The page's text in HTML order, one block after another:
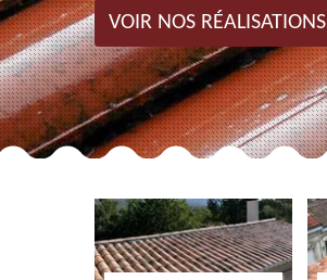
VOIR NOS RÉALISATIONS